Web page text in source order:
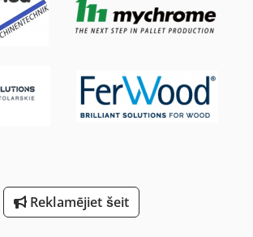
Mašīnas
Mašīnas
Reklamējiet šeit